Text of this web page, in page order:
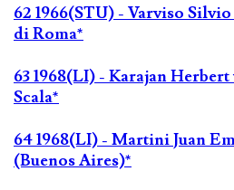
62 1966(STU) - Varviso
di Roma*
63 1968(LI) - Karajan
Scala*
64 1968(LI) - Martini Juan
(Buenos Aires)*